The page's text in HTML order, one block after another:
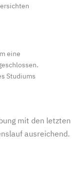
eine
Studiums
mit den letzten
ausreichend.